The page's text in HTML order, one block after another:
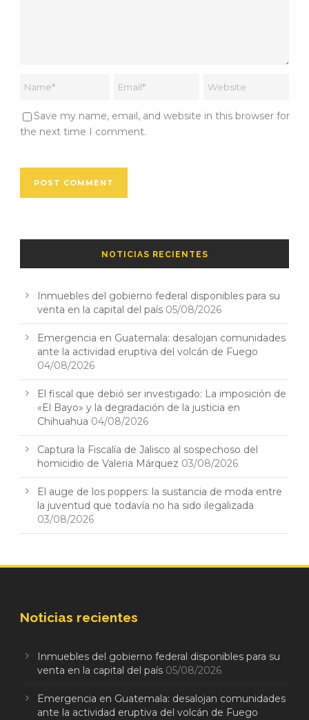
Save my name, email, and website in this browser for
the next time I comment.
NOTICIAS RECIENTES
Inmuebles del gobierno federal disponibles para su
venta en la capital del país 05/08/2026
Emergencia en Guatemala: desalojan comunidades
ante la actividad eruptiva del volcán de Fuego
04/08/2026
El fiscal que debió ser investigado: La imposición de
«El Bayo» y la degradación de la justicia en
Chihuahua 04/08/2026
Captura la Fiscalía de Jalisco al sospechoso del
homicidio de Valeria Márquez 03/08/2026
El auge de los poppers: la sustancia de moda entre
la juventud que todavía no ha sido ilegalizada
03/08/2026
Noticias recientes
Inmuebles del gobierno federal disponibles para su
venta en la capital del país 05/08/2026
Emergencia en Guatemala: desalojan comunidades
ante la actividad eruptiva del volcán de Fuego